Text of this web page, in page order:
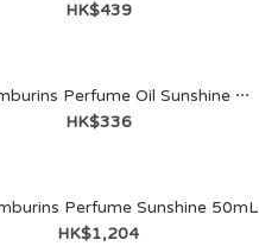
HK$439
韓國 Tamburins Perfume Oil Sunshine 6mL
HK$336
Perfume Sunshine 50mL
HK$1,204